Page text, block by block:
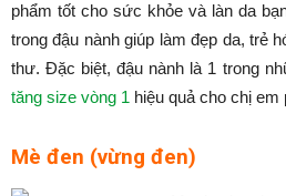
phẩm tốt cho sức khỏe và làn da
trong đậu nành giúp làm đẹp da, trẻ
thư. Đặc biệt, đậu nành là 1 trong
tăng size vòng 1 hiệu quả cho chị em
Mè đen (vừng đen)